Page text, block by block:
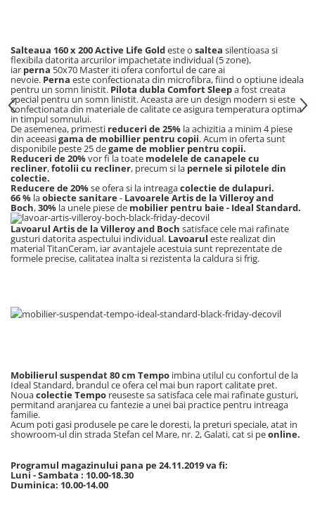
Vase WC suspendate
WC pentru persoane cu dizabilitati
Capace
Capace WC softclose
Capace WC clasice
Capace bideuri
Pisoare
Salteaua 160 x 200 Active Life Goldeste o saltea silentioasa si
flexibila datorita arcurilor impachetate individual (5 zone),
iar perna 50x70 Master iti ofera confortul de care ai
nevoie. Perna este confectionata din microfibra, fiind o optiune ideala
pentru un somn linistit. Pilota dubla Comfort Sleepa fost creata
special pentru un somn linistit. Aceasta are un design modern si este
confectionata din materiale de calitate ce asigura temperatura optima
in timpul somnului.
De asemenea, primesti reduceri de 25% la achizitia a minim 4 piese
din aceeasigama de mobillier pentru copii. Acum in oferta sunt
disponibile peste 25 degame de moblier pentru copii.
Reduceri de 20%vor fi la toate modelele de canapele cu
recliner,fotolii cu recliner, precum si la pernele si pilotele din
colectie.
Reducere de 20%se ofera si la intreagacolectie de dulapuri.
66 % laobiecte sanitare- Lavoarele Artis de la Villeroy and
Boch,30% la unele piese de mobilier pentru baie - Ideal Standard.
Lavoarul Artis de la Villeroy and Boch satisface cele mai rafinate
gusturi datorita aspectului individual. Lavoarul este realizat din
material TitanCeram, iar avantajele acestuia sunt reprezentate de
formele precise, calitatea inalta si rezistenta la caldura si frig.
Mobilierul suspendat 80 cm Tempo imbina utilul cu confortul de la
Ideal Standard, brandul ce ofera cel mai bun raport calitate pret.
Nouacolectie Tempo reuseste sa satisfaca cele mai rafinate gusturi,
permitand aranjarea cu fantezie a unei bai practice pentru intreaga
familie.
Acum poti gasi produsele pe care le doresti, la preturi speciale, atat in
showroom-ul din strada Stefan cel Mare, nr. 2, Galati, cat si peonline.
Programul magazinului pana pe 24.11.2019 va fi:
Luni - Sambata : 10.00-18.30
Duminica: 10.00-14.00